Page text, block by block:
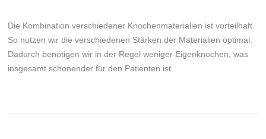
Die Kombination verschiedener Knochenmaterialien ist vorteilhaft.
So nutzen wir die verschiedenen Stärken der Materialien optimal.
Dadurch benötigen wir in der Regel weniger Eigenknochen, was
insgesamt schonender für den Patienten ist.